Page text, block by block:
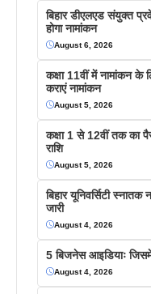
बिहार डीएलएड संयुक्त
होगा नामांकन
August 6, 2026
कक्षा 11वीं में नामांकन के
कराएं नामांकन
August 5, 2026
कक्षा 1 से 12वीं तक का
राशि
August 5, 2026
बिहार यूनिवर्सिटी
जारी
August 4, 2026
5 बिजनेस आइडियाः
August 4, 2026